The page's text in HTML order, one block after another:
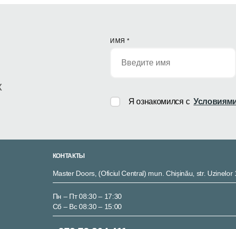
ИМЯ *
Я ознакомился с
КОНТАКТЫ
Master Doors, (Oficiul Central) mun. Chișinău, str. Uzinelor
Пн – Пт 08:30 – 17:30
Сб – Вс 08:30 – 15:00